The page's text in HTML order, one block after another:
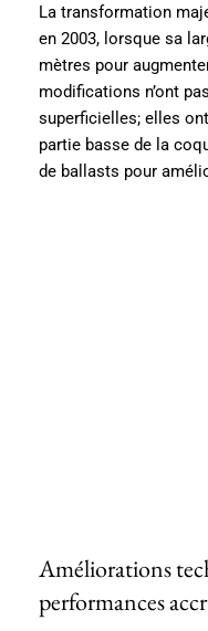
La transformation
en 2003, lorsque sa
mètres pour
modifications n’ont
superficielles; elles
partie basse de la
de ballasts pour
Améliorations
performances